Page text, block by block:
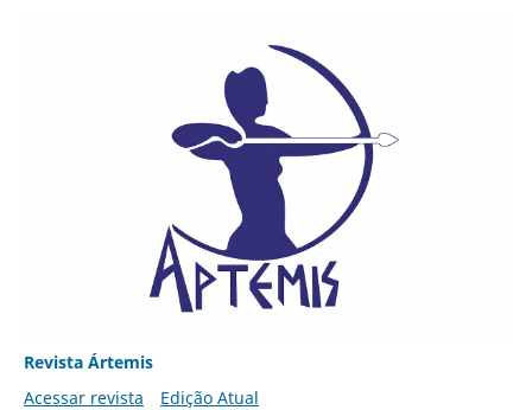
Revista Ártemis
Acessar revista
Edição Atual